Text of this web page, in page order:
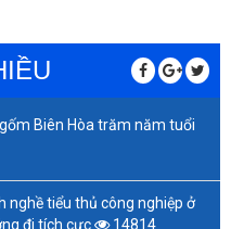
Biên Hòa trăm năm tuổi
nghề tiểu thủ công nghiệp ở
đi tích cực
14814